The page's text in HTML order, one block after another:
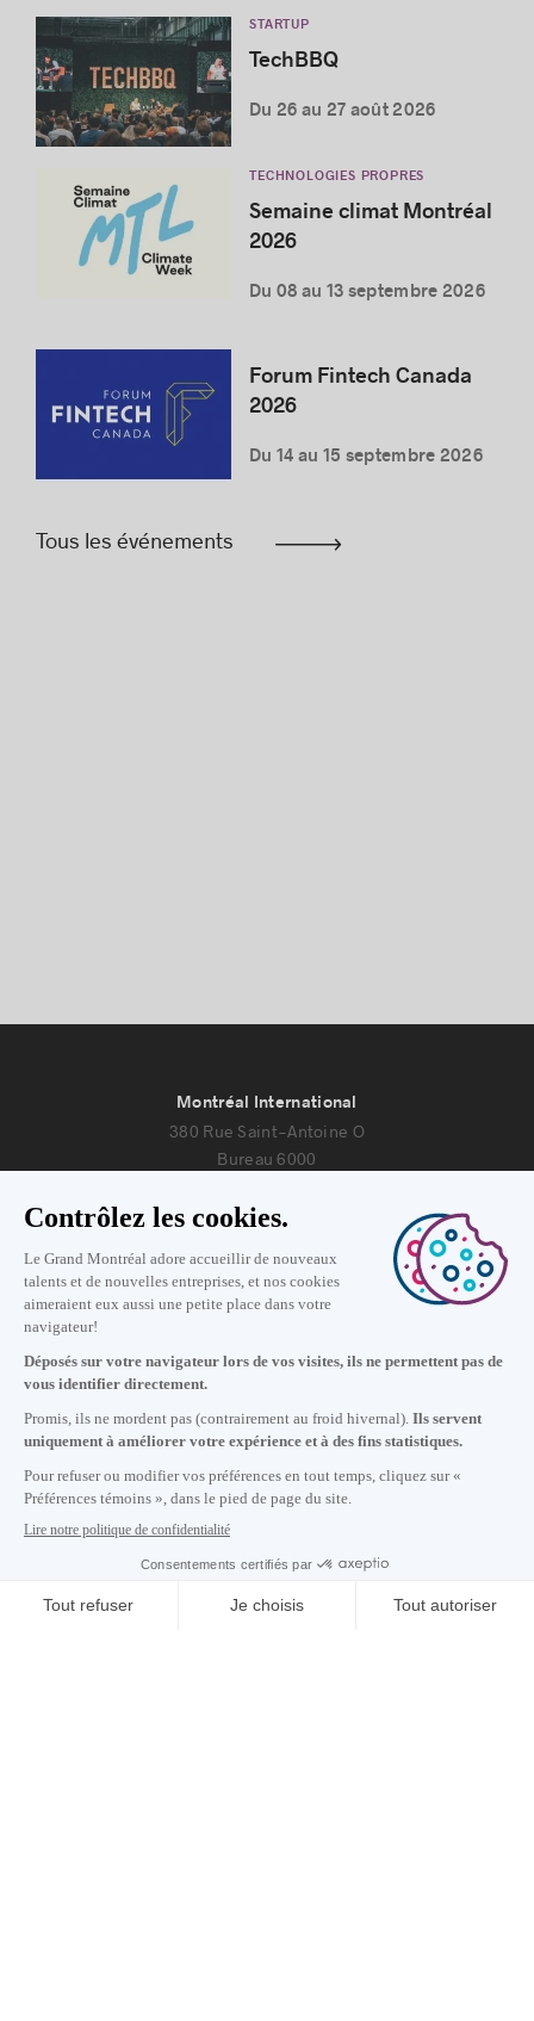
STARTUP
TechBBQ
Du 26 au 27 août 2026
TECHNOLOGIES PROPRES
Semaine climat Montréal
2026
Du 08 au 13 septembre 2026
Forum Fintech Canada
2026
Du 14 au 15 septembre 2026
Tous les événements
S'abonner à notre infolettre
Carrières
À propos de nous
Montréal International
380 Rue Saint-Antoine O
Bureau 6000
Nous joindre
Lundi au vendredi de 8h30 à 17h.